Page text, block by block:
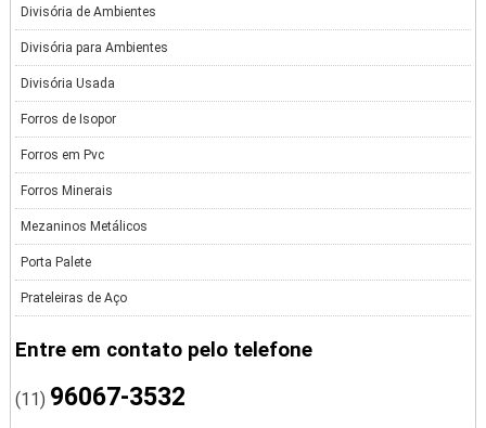
Divisória de Ambientes
Divisória para Ambientes
Divisória Usada
Forros de Isopor
Forros em Pvc
Forros Minerais
Mezaninos Metálicos
Porta Palete
Prateleiras de Aço
Entre em contato pelo telefone
(11) 96067-3532